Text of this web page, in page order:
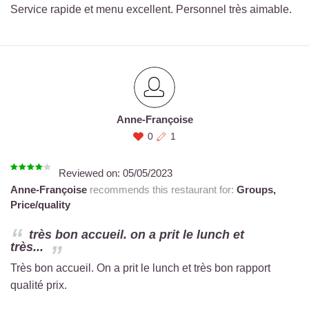
Service rapide et menu excellent. Personnel très aimable.
Anne-Françoise
0 1
Reviewed on: 05/05/2023
Anne-Françoise recommends this restaurant for: Groups,
Price/quality
très bon accueil. on a prit le lunch et
très...
Très bon accueil. On a prit le lunch et très bon rapport
qualité prix.